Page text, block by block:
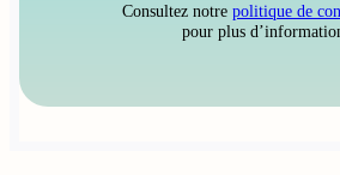
Consultez notre politique de
pour plus